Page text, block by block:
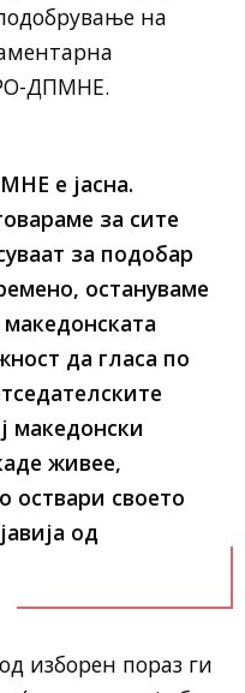
на
ДПМНЕ.
е јасна.
за сите
за подобар
остануваме
да гласа по
македонски
живее,
оствари своето
од
изборен пораз ги